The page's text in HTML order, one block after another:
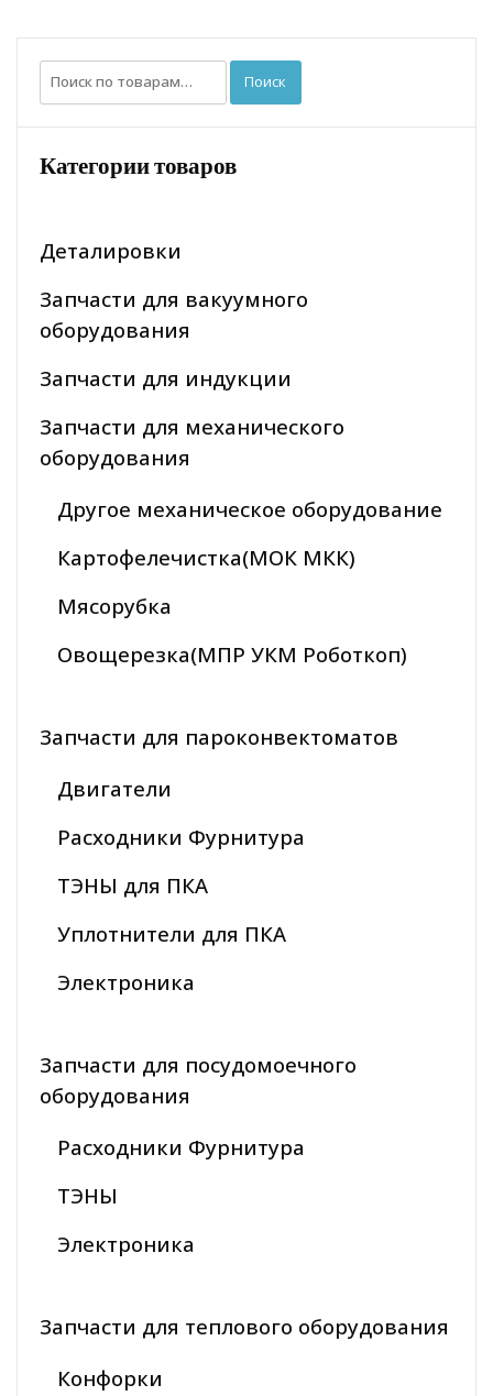
Искать: Поиск
Категории товаров
Деталировки
Запчасти для вакуумного
оборудования
Запчасти для индукции
Запчасти для механического
оборудования
Другое механическое оборудование
Картофелечистка(МОК МКК)
Мясорубка
Овощерезка(МПР УКМ Роботкоп)
Запчасти для пароконвектоматов
Двигатели
Расходники Фурнитура
ТЭНЫ для ПКА
Уплотнители для ПКА
Электроника
Запчасти для посудомоечного
оборудования
Расходники Фурнитура
ТЭНЫ
Электроника
Запчасти для теплового оборудования
Конфорки